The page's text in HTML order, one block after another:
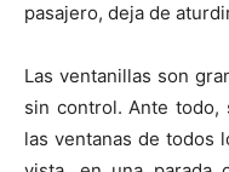
pasajero, deja de
Las ventanillas son
sin control. Ante todo,
las ventanas de todos